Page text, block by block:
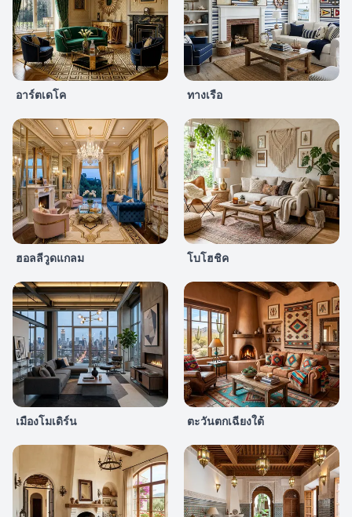
อาร์ตเดโค ทางเรือ
ฮอลลีวูดแกลม โบโฮชิค
เมืองโมเดิร์น ตะวันตกเฉียงใต้